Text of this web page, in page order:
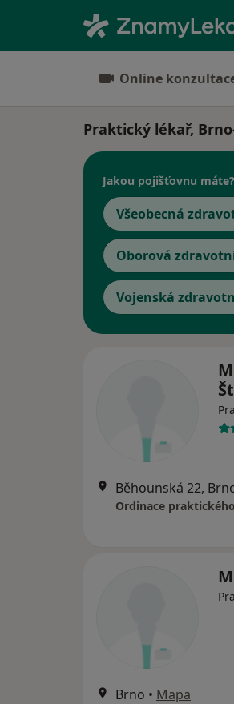
Online
Praktický lékař,
Jakou pojišťovnu máte?
Všeobecná
Oborová
Vojenská
Běhounská 22,
Ordinace
Brno • Mapa